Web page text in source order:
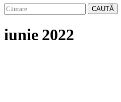
CAUTĂ
iunie 2022